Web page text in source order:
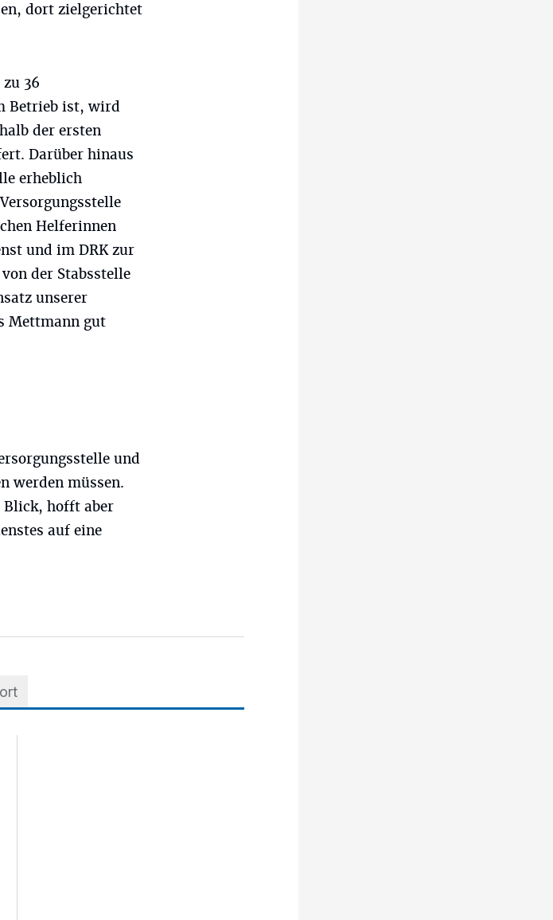
dort zielgerichtet
36
Betrieb ist, wird
der ersten
Darüber hinaus
erheblich
Helferinnen
und im DRK zur
der Stabsstelle
unserer
Mettmann gut
und
werden müssen.
Blick, hofft aber
auf eine